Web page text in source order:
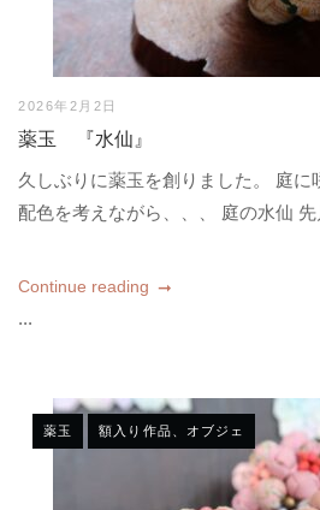
2026年2月2日
薬玉 『水仙』
久しぶりに薬玉を創りました。 庭に
配色を考えながら、、、 庭の水仙 先
Continue reading
...
薬玉 額入り作品、オブジェ